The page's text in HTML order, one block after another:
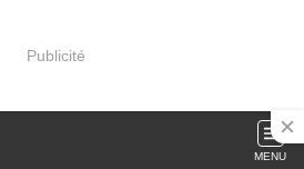
Publicité
MENU